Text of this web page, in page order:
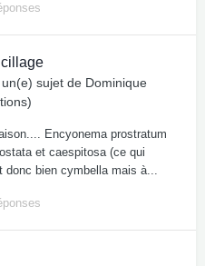
sujet de Dominique
Encyonema prostratum
et caespitosa (ce qui
donc bien cymbella mais à...